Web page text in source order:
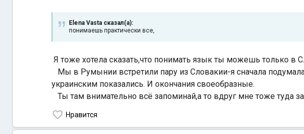
Elena Vasta сказал(а):
понимаешь практически все,
Я тоже хотела сказать,что понимать язык ты можешь только в
Мы в Румынии встретили пару из Словакии-я сначала
украинским показались. И окончания своеобразные.
Ты там внимательно всё запоминай,а то вдруг мне тоже туда
Нравится